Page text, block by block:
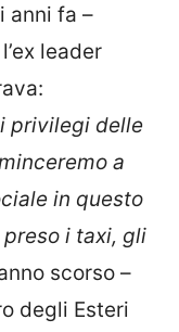
anni fa –
leader
privilegi delle
a
in questo
i taxi, gli
scorso –
degli Esteri